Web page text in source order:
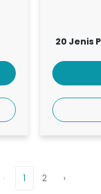
20 Jenis
1 2 ›